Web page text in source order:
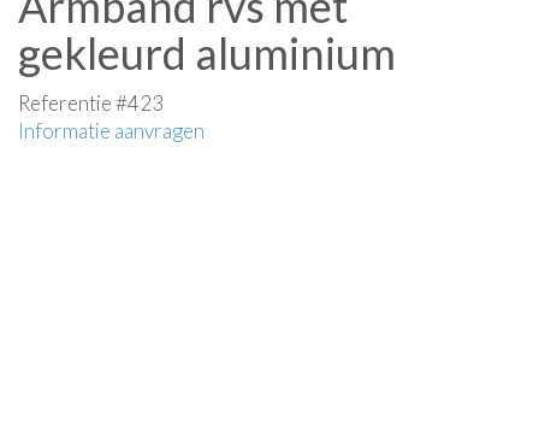
gekleurd aluminium
Referentie #423
Informatie aanvragen